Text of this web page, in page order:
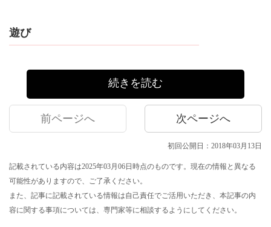
遊び
続きを読む
前ページへ 次ページへ
初回公開日：2018年03月13日
記載されている内容は2025年03月06日時点のものです。現在の情報と異なる
可能性がありますので、ご了承ください。
また、記事に記載されている情報は自己責任でご活用いただき、本記事の内
容に関する事項については、専門家等に相談するようにしてください。